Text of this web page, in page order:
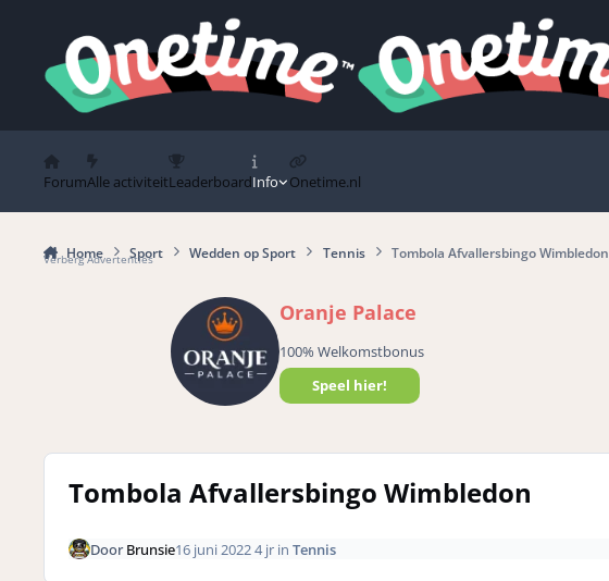
ForumAlle activiteitLeaderboardInfo Onetime.nl
Home Sport Wedden op Sport Tennis Tombola Afvallersbingo Wimbledon
Verberg Advertenties
Oranje Palace
100% Welkomstbonus
Speel hier!
Tombola Afvallersbingo Wimbledon
DoorBrunsie16 juni 20224 jrin Tennis